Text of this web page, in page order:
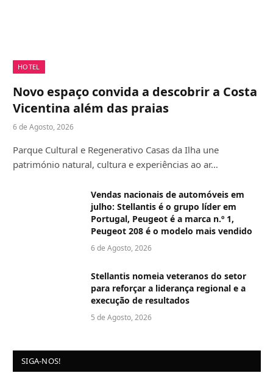
HOTEL
Novo espaço convida a descobrir a Costa
Vicentina além das praias
6 de Agosto, 2026
Parque Cultural e Regenerativo Casas da Ilha une
património natural, cultura e experiências ao ar…
Vendas nacionais de automóveis em
julho: Stellantis é o grupo líder em
Portugal, Peugeot é a marca n.º 1,
Peugeot 208 é o modelo mais vendido
6 de Agosto, 2026
Stellantis nomeia veteranos do setor
para reforçar a liderança regional e a
execução de resultados
5 de Agosto, 2026
SIGA-NOS!